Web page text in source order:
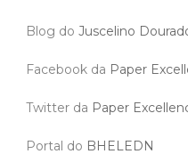
Blog do Juscelino
Facebook da Paper
Twitter da Paper
Portal do BHELEDN